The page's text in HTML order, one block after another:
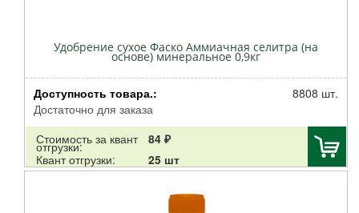
Удобрение сухое Фаско Аммиачная селитра (на
основе) минеральное 0,9кг
Доступность товара.:
Достаточно для заказа
8808 шт.
Стоимость за квант
отгрузки:
84 ₽
Квант отгрузки:
25 шт